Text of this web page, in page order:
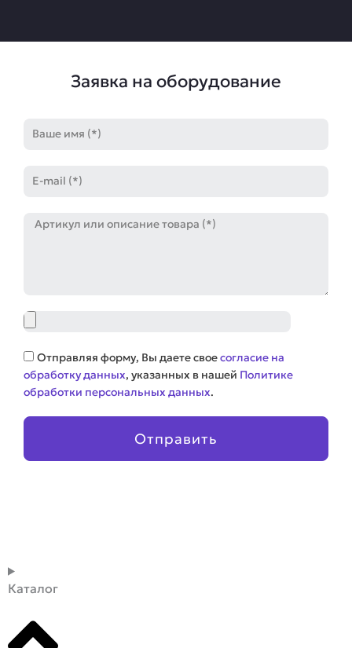
Заявка на оборудование
mail
Артикул
Файл
Соглашение
Отправляя форму, Вы даете своесогласие на
обработку данных, указанных в нашей Политике
обработки персональных данных.
Отправить
Каталог